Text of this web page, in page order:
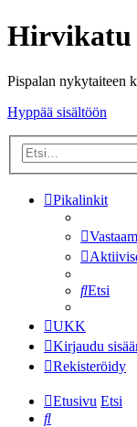
Hirvikatu
Pispalan nykytaiteen
Hyppää sisältöön
Pikalinkit
Etsi
UKK
Kirjaudu
Rekisteröidy
Etusivu Etsi
Etsi